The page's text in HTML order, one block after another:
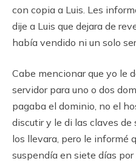
con copia a Luis. Les
dije a Luis que dejara de
había vendido ni un solo
Cabe mencionar que yo le
servidor para uno o dos
pagaba el dominio, no el
discutir y le di las claves de
los llevara, pero le informé
suspendía en siete días